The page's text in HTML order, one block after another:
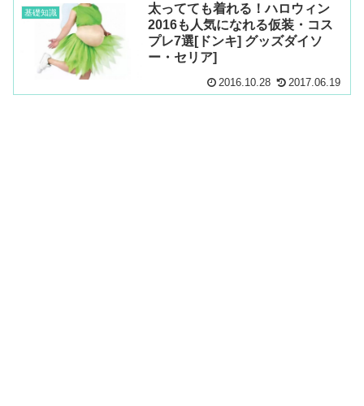
基礎知識
太ってても着れる！ハロウィン
2016も人気になれる仮装・コス
プレ7選[ドンキ] グッズダイソ
ー・セリア]
2016.10.28 2017.06.19